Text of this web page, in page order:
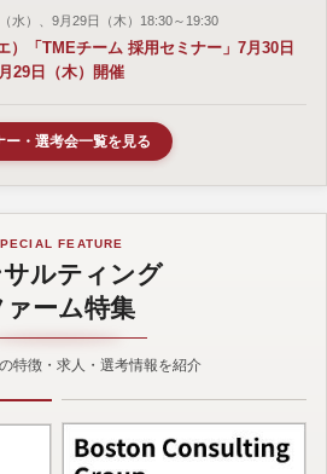
水）、9月29日（木）18:30～19:30
）「TMEチーム 採用セミナー」7月30日
29日（木）開催
ー・選考会一覧を見る
FEATURE
サルティング
ァーム特集
特徴・求人・選考情報を紹介